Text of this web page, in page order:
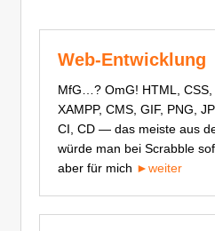
Web-Entwicklung
MfG…? OmG! HTML, CSS,
XAMPP, CMS, GIF, PNG,
CI, CD — das meiste aus
würde man bei Scrabble
aber für mich ►weiter